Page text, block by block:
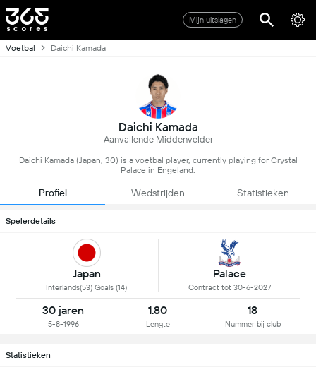
Mijn uitslagen
Voetbal Daichi Kamada
Daichi Kamada
Aanvallende Middenvelder
Daichi Kamada (Japan, 30) is a voetbal player, currently playing for Crystal
Palace in Engeland.
Profiel Wedstrijden Statistieken
Spelerdetails
Japan
Interlands(53) Goals (14)
Palace
Contract tot 30-6-2027
30 jaren
5-8-1996
1.80
Lengte
18
Nummer bij club
Statistieken